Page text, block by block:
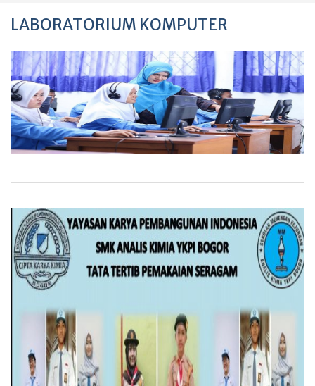
LABORATORIUM KOMPUTER